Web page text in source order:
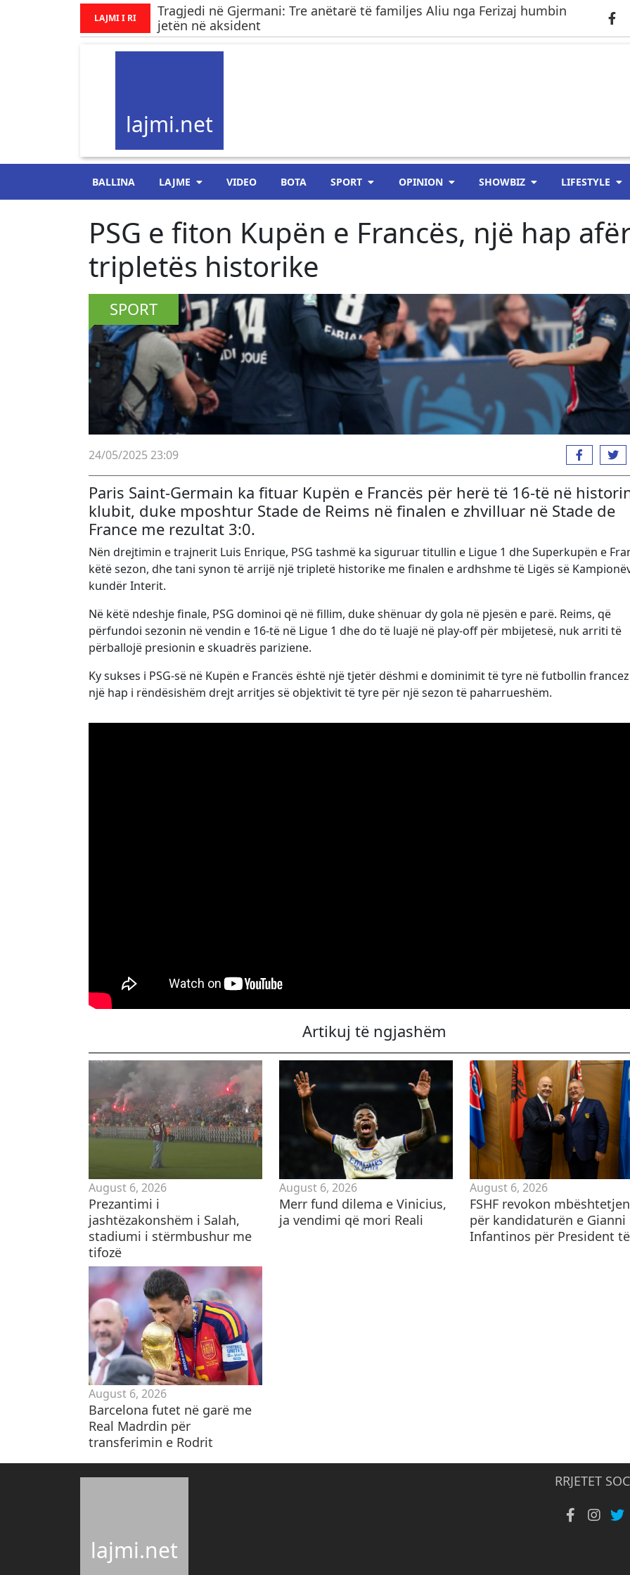
LAJMI I RI
Tragjedi në Gjermani: Tre anëtarë të familjes Aliu nga Ferizaj humbin
jetën në aksident
lajmi.net
BALLINA LAJME VIDEO BOTA SPORT OPINION SHOWBIZ LIFESTYLE
PSG e fiton Kupën e Francës, një hap
tripletës historike
SPORT
24/05/2025 23:09
Paris Saint-Germain ka fituar Kupën e Francës për herë të 16-të në
klubit, duke mposhtur Stade de Reims në finalen e zhvilluar në Stade de
France me rezultat 3:0.
Nën drejtimin e trajnerit Luis Enrique, PSG tashmë ka siguruar titullin e Ligue 1 dhe Superkupën e
këtë sezon, dhe tani synon të arrijë një tripletë historike me finalen e ardhshme të Ligës së
kundër Interit.
Në këtë ndeshje finale, PSG dominoi që në fillim, duke shënuar dy gola në pjesën e parë. Reims, që
përfundoi sezonin në vendin e 16-të në Ligue 1 dhe do të luajë në play-off për mbijetesë, nuk arriti të
përballojë presionin e skuadrës pariziene.
Ky sukses i PSG-së në Kupën e Francës është një tjetër dëshmi e dominimit të tyre në futbollin
një hap i rëndësishëm drejt arritjes së objektivit të tyre për një sezon të paharrueshëm.
Artikuj të ngjashëm
August 6, 2026
Prezantimi i
jashtëzakonshëm i Salah,
stadiumi i stërmbushur me
tifozë
August 6, 2026
Merr fund dilema e Vinicius,
ja vendimi që mori Reali
August 6, 2026
FSHF revokon mbështetjen
për kandidaturën e Gianni
Infantinos për President
August 6, 2026
Barcelona futet në garë me
Real Madrdin për
transferimin e Rodrit
lajmi.net
RRJETET